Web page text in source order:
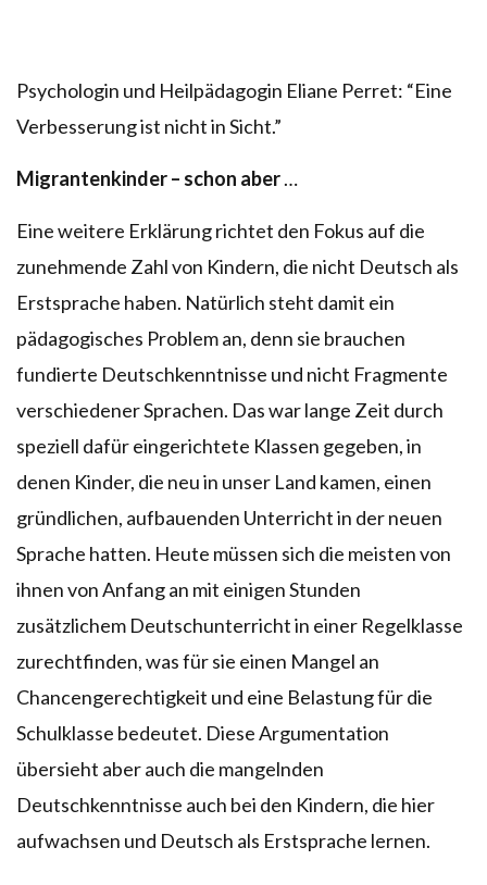
Psychologin und Heilpädagogin Eliane Perret: “Eine
Verbesserung ist nicht in Sicht.”
Migrantenkinder – schon aber…
Eine weitere Erklärung richtet den Fokus auf die
zunehmende Zahl von Kindern, die nicht Deutsch als
Erstsprache haben. Natürlich steht damit ein
pädagogisches Problem an, denn sie brauchen
fundierte Deutschkenntnisse und nicht Fragmente
verschiedener Sprachen. Das war lange Zeit durch
speziell dafür eingerichtete Klassen gegeben, in
denen Kinder, die neu in unser Land kamen, einen
gründlichen, aufbauenden Unterricht in der neuen
Sprache hatten. Heute müssen sich die meisten von
ihnen von Anfang an mit einigen Stunden
zusätzlichem Deutschunterricht in einer Regelklasse
zurechtfinden, was für sie einen Mangel an
Chancengerechtigkeit und eine Belastung für die
Schulklasse bedeutet. Diese Argumentation
übersieht aber auch die mangelnden
Deutschkenntnisse auch bei den Kindern, die hier
aufwachsen und Deutsch als Erstsprache lernen.